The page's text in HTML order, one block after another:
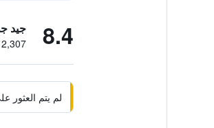
8.4 جيد
2,307 من التقييمات تم التحقق منها
لم يتم